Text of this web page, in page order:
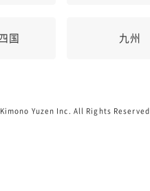
国 九州
Yuzen Inc. All Rights Reserved.